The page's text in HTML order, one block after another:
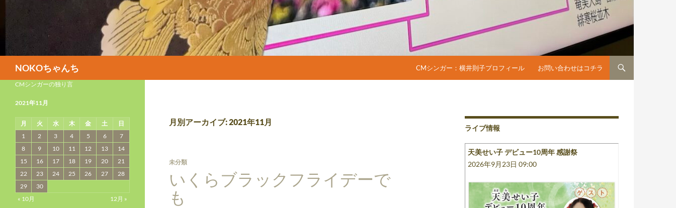
NOKOちゃんち
CMシンガー：横井則子プロフィール
お問い合わせはコチラ
月別アーカイブ: 2021年11月
未分類
いくらブラックフライデーで
も
ライブ情報
天美せい子 デビュー10周年 感謝祭
2026年9月23日 09:00
CMシンガーの独り言
2021年11月
月 火 水 木 金 土
日
1
2 3 4 5 6
7
8
9 10 11 12 13
14
15
16 17 18 19 20
21
22
23 24 25 26 27
28
29
30
« 10月
12月 »